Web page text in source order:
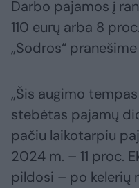
Darbo pajamos į
110 eurų arba 8
„Sodros“
„Šis augimo
stebėtas pajamų
pačiu laikotarpiu
2024 m. – 11 proc.
pildosi – po kelerių